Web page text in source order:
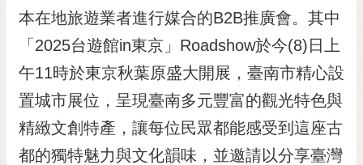
螢
花
泉
桐
花
祭
本在地旅遊業者進行媒合的B2B推廣會。其中
「2025台遊館in東京」Roadshow於今(8)日上
午11時於東京秋葉原盛大開展，臺南市精心設
置城市展位，呈現臺南多元豐富的觀光特色與
精緻文創特產，讓每位民眾都能感受到這座古
都的獨特魅力與文化韻味，並邀請以分享臺灣